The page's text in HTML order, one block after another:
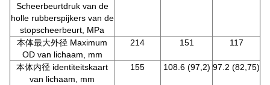
Scheerbeurtdruk van de
holle rubberspijkers van de
stopscheerbeurt, MPa
本体最大外径 Maximum
OD van lichaam, mm
214 151 117
本体内径 identiteitskaart
van lichaam, mm
155 108.6 (97,2) 97.2 (82,75)